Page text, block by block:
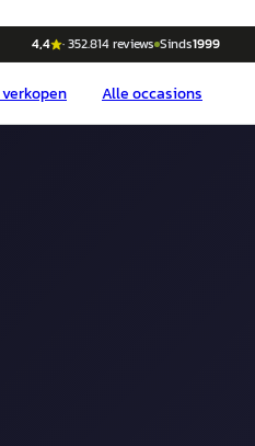
4,4 ·352.814reviews Sinds1999
verkopen Alle occasions